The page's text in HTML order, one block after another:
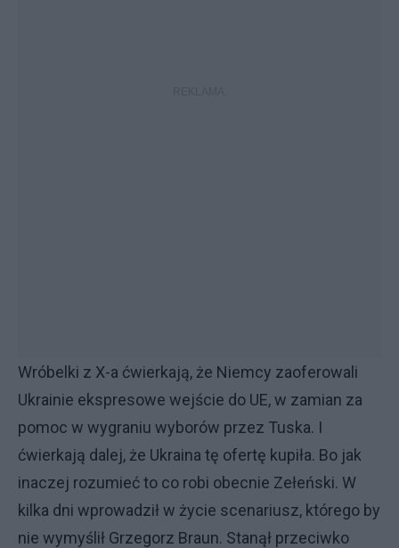
Wróbelki z X-a ćwierkają, że Niemcy zaoferowali
Ukrainie ekspresowe wejście do UE, w zamian za
pomoc w wygraniu wyborów przez Tuska. I
ćwierkają dalej, że Ukraina tę ofertę kupiła. Bo jak
inaczej rozumieć to co robi obecnie Zełeński. W
kilka dni wprowadził w życie scenariusz, którego by
nie wymyślił Grzegorz Braun. Stanął przeciwko